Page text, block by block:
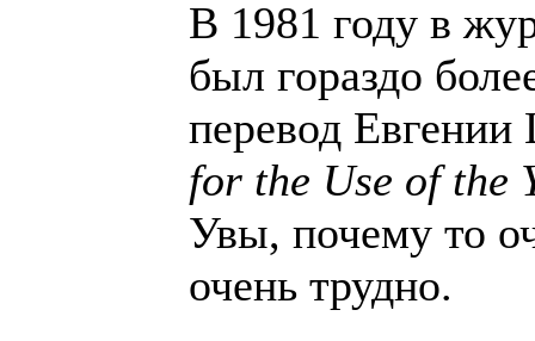
В 1981 году в
был гораздо
перевод
for the Use of the
Увы, почему то
очень трудно.